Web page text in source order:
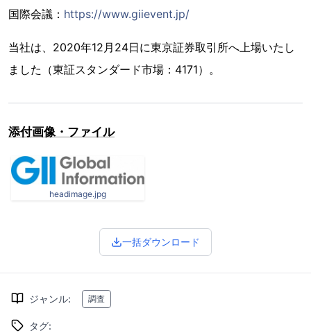
国際会議： https://www.giievent.jp/
当社は、2020年12月24日に東京証券取引所へ上場いたし
ました（東証スタンダード市場：4171）。
添付画像・ファイル
headimage.jpg
一括ダウンロード
ジャンル: 調査
タグ: